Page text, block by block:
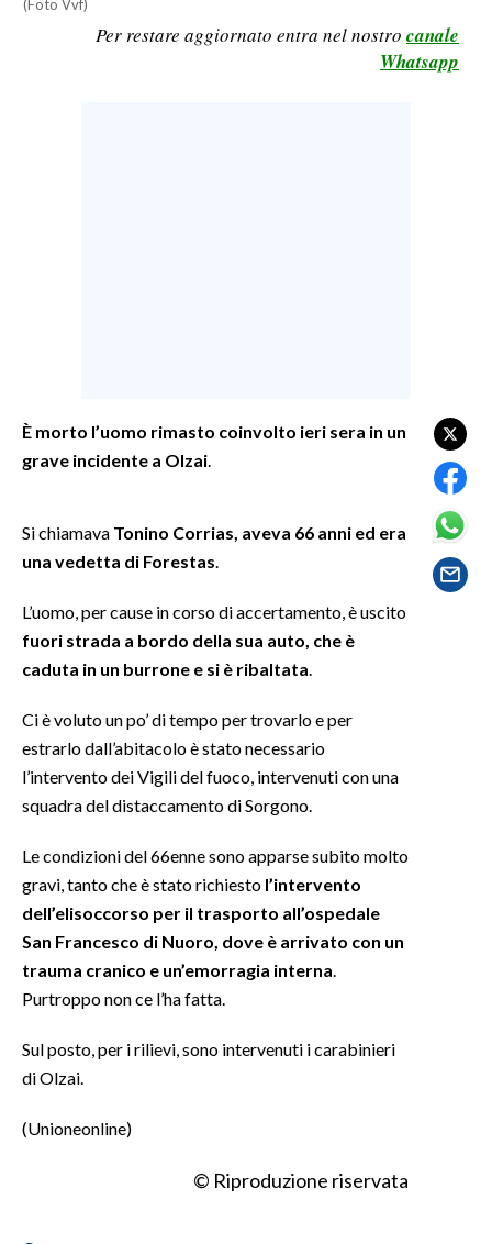
GOSSIP
SARDEGNA TURISMO
SARDI NEL MONDO
#CARAUNIONE
INFO AZIENDE
ABBONATI
ANNUNCI
NECROLOGI
(Foto Vvf)
Per restare aggiornato entra nel nostro canale
Whatsapp
È morto l’uomo rimasto coinvolto ieri sera in un
grave incidente a Olzai
Si chiamava Tonino Corrias, aveva 66 anni ed era
una vedetta di Forestas
L’uomo, per cause in corso di accertamento, è uscito
fuori strada a bordo della sua auto, che è
caduta in un burrone e si è ribaltata
Ci è voluto un po’ di tempo per trovarlo e per
estrarlo dall’abitacolo è stato necessario
l’intervento dei Vigili del fuoco, intervenuti con una
squadra del distaccamento di Sorgono.
Le condizioni del 66enne sono apparse subito molto
gravi, tanto che è stato richiesto l’intervento
dell’elisoccorso per il trasporto all’ospedale
San Francesco di Nuoro, dove è arrivato con un
trauma cranico e un’emorragia interna
Purtroppo non ce l’ha fatta.
Sul posto, per i rilievi, sono intervenuti i carabinieri
di Olzai.
(Unioneonline)
© Riproduzione riservata